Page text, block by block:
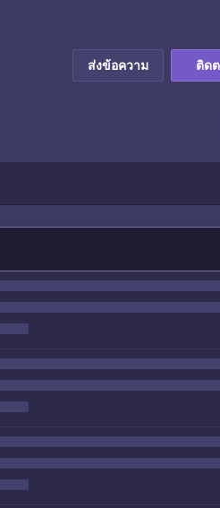
ส่งข้อความ ติด